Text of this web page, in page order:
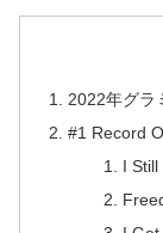
2022年グラ
#1 Record
I Still